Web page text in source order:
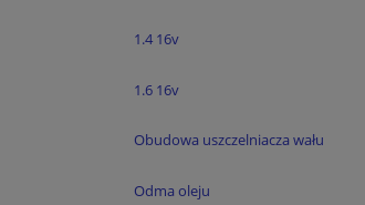
1.4 16v
1.6 16v
Obudowa uszczelniacza wału
Odma oleju